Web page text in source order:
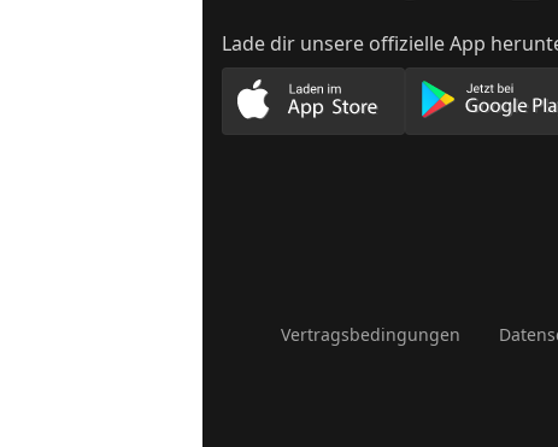
Lade dir unsere offizielle App
Lade unsere App imLade
Vertragsbedingungen